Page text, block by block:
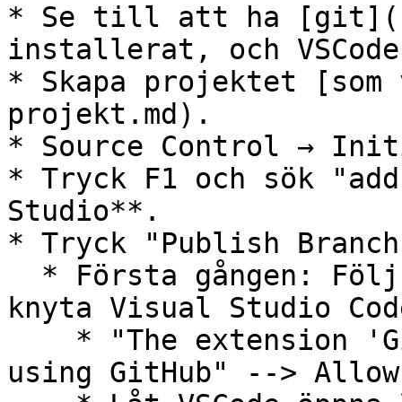
* Se till att ha
installerat, och
* Skapa projektet
projekt.md).
* Source Control →
* Tryck F1 och sök
Studio**.
* Tryck "Publish
knyta Visual Studio
using GitHub" --> Allow